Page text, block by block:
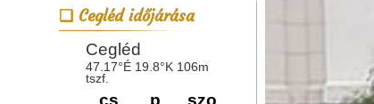
Cegléd időjárása